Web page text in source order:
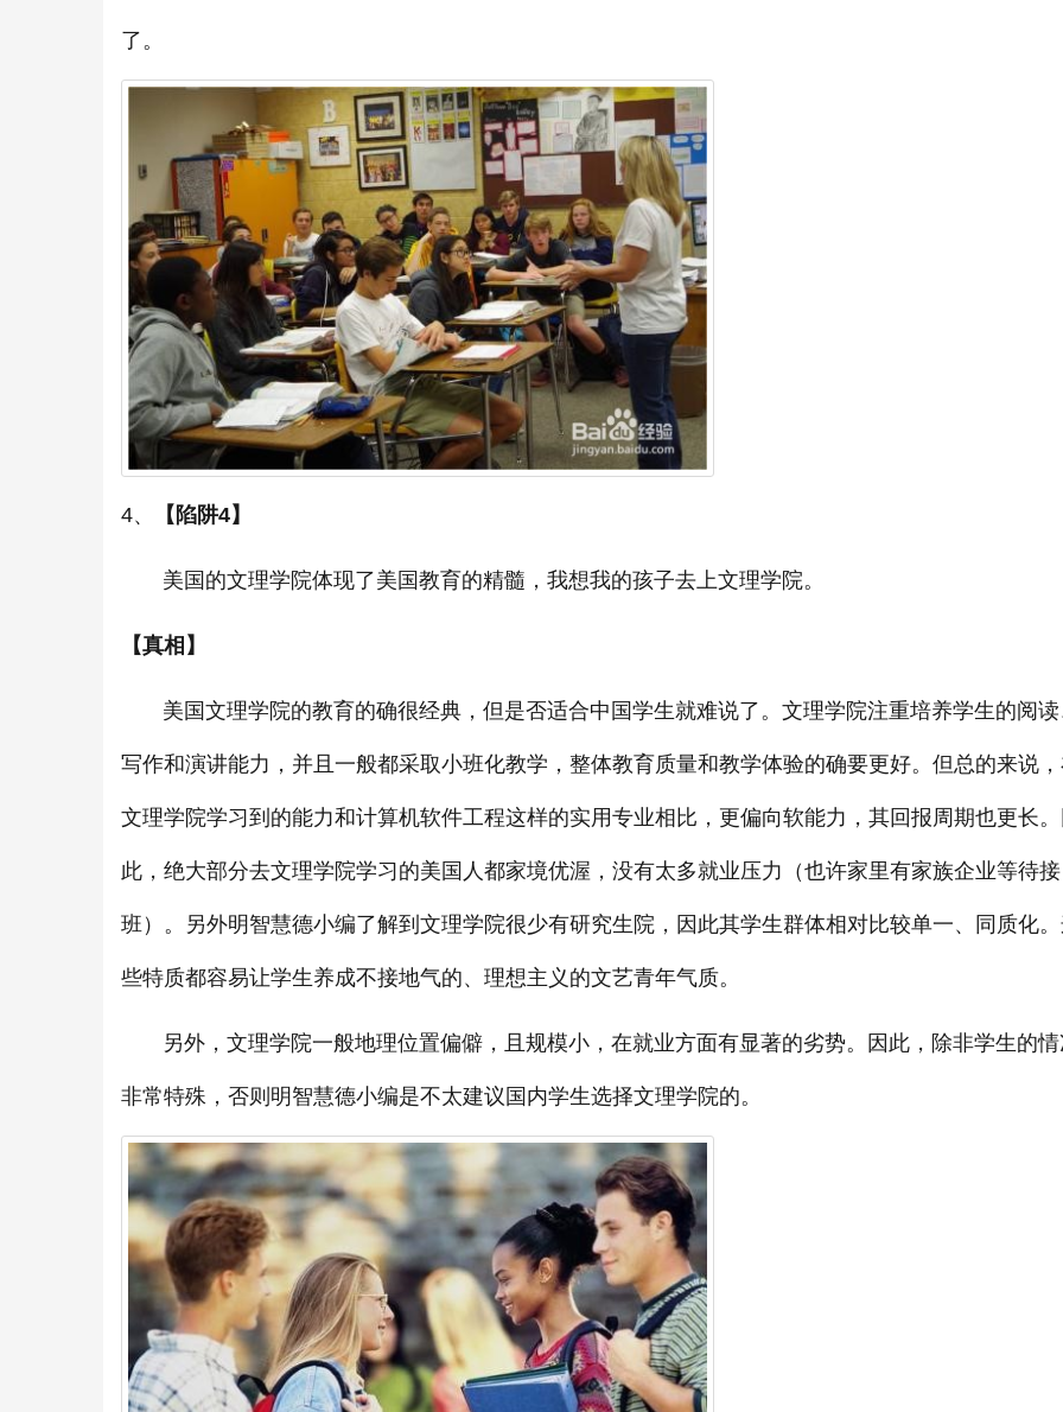
了。
4、 【陷阱4】
美国的文理学院体现了美国教育的精髓，我想我的孩子去上文理学院。
【真相】
美国文理学院的教育的确很经典，但是否适合中国学生就难说了。文理学院注重培养学生的阅读
写作和演讲能力，并且一般都采取小班化教学，整体教育质量和教学体验的确要更好。但总的来说
文理学院学习到的能力和计算机软件工程这样的实用专业相比，更偏向软能力，其回报周期也更长
此，绝大部分去文理学院学习的美国人都家境优渥，没有太多就业压力（也许家里有家族企业等待接
班）。另外明智慧德小编了解到文理学院很少有研究生院，因此其学生群体相对比较单一、同质化
些特质都容易让学生养成不接地气的、理想主义的文艺青年气质。
另外，文理学院一般地理位置偏僻，且规模小，在就业方面有显著的劣势。因此，除非学生的情
非常特殊，否则明智慧德小编是不太建议国内学生选择文理学院的。